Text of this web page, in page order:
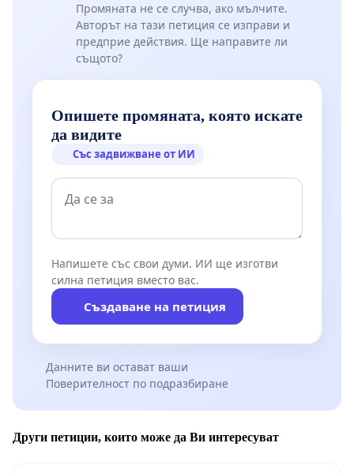
Промяната не се случва, ако мълчите.
Авторът на тази петиция се изправи и
предприе действия. Ще направите ли
същото?
Опишете промяната, която искате
да видите
Със задвижване от ИИ
Напишете със свои думи. ИИ ще изготви
силна петиция вместо вас.
Създаване на петиция
Данните ви остават ваши
Поверителност по подразбиране
Други петиции, които може да Ви интересуват